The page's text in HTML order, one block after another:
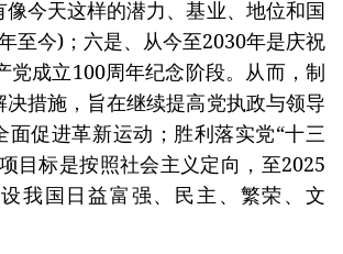
像今天这样的潜力、基业、地位和国
至今)；六是、从今至2030年是庆祝
党成立100周年纪念阶段。从而，制
决措施，旨在继续提高党执政与领导
面促进革新运动；胜利落实党“十三
目标是按照社会主义定向，至2025
我国日益富强、民主、繁荣、文